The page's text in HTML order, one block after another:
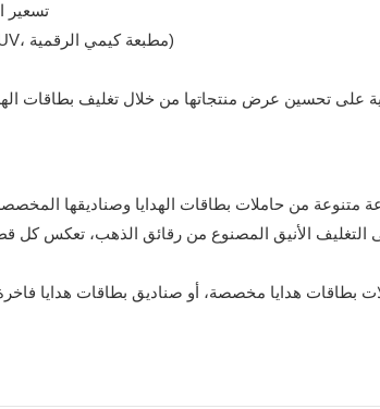
تسعير
معدات الطباعة المتقدمة (طابعات هايدلبرغ UV، مطبعة كيمي الرقمية)
التغليف الأنيق المصنوع من رقائق الذهب، تعكس كل
بطاقات هدايا مخصصة، أو صناديق بطاقات هدايا